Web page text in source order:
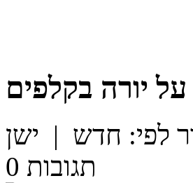
יורה בקלפים
לפי: חדש | ישן
0 תגובות